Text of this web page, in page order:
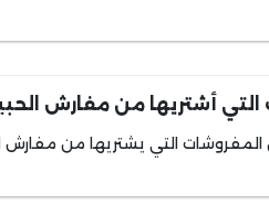
أشتريها من مفارش
التي يشتريها من مفارش